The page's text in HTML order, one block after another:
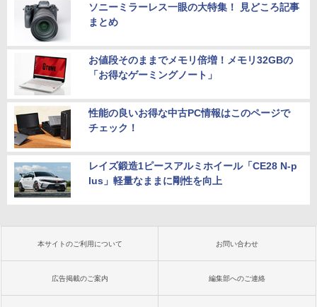
ソニーミラーレス一眼の大特集！ 見どころ記事
まとめ
お値段そのままでメモリ倍増！メモリ32GBの
「お得なゲーミングノート」
性能の良いお得な中古PC情報はこのページで
チェック！
レイズ鍛造1ピースアルミホイール「CE28 N-p
lus」軽量なままに剛性を向上
本サイトのご利用について お問い合わせ
広告掲載のご案内 編集部へのご連絡